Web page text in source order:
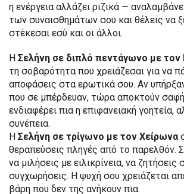
η ενέργεια αλλάζει ριζικά —
των συναισθημάτων σου και θέλεις να
στέκεσαι εσύ και οι άλλοι.
Η Σελήνη σε διπλό πεντάγωνο με τον
τη σοβαρότητα που χρειάζεσαι για να
αποφάσεις στα ερωτικά σου. Αν
που σε μπέρδευαν, τώρα αποκτούν
ενδιαφέρει πια η επιφανειακή γοητεία,
συνέπεια.
Η Σελήνη σε τρίγωνο με τον Χείρωνα
θεραπεύσεις πληγές από το παρελθόν.
να μιλήσεις με ειλικρίνεια, να
συγχωρήσεις. Η ψυχή σου χρειάζεται
βάρη που δεν της ανήκουν πια.